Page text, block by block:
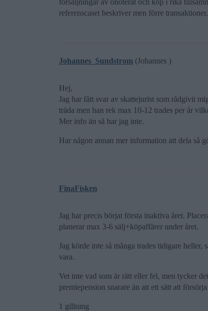
försäljningar av onoterat och köp i rika
referenscaset beskriver men förre transaktioner.
Johannes_Sundstrom (Johannes )
Hej,
Jag har fått svar av skattejurist som rådgivit
träda men han rek max 10-12 trades per år
Mer info än så har jag inte.
Har någon annan mer information att dela så
FinaFisken
Jag har precis börjat första inaktiva året.
planerar max 3-6 sälj+köpaffärer under året.
Jag körde inte så många trades tidigare
vara.
Vet inte vad som är rätt eller fel, men tycker
premiepension snarare än att ett sätt att
1 gillning